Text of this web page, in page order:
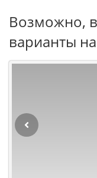
Возможно,
варианты